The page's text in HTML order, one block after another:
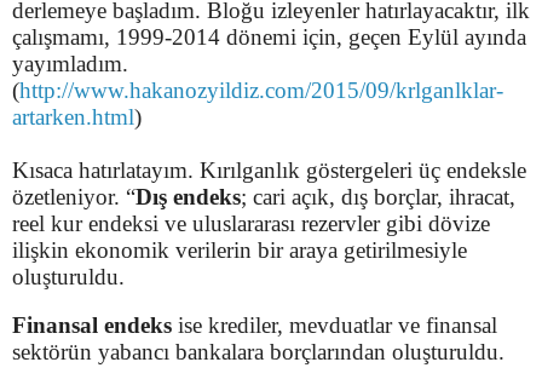
derlemeye başladım. Bloğu izleyenler hatırlayacaktır, ilk
çalışmamı, 1999-2014 dönemi için, geçen Eylül ayında
yayımladım.
(http://www.hakanozyildiz.com/2015/09/krlganlklar-
artarken.html)
Kısaca hatırlatayım. Kırılganlık göstergeleri üç endeksle
özetleniyor. “Dış endeks; cari açık, dış borçlar, ihracat,
reel kur endeksi ve uluslararası rezervler gibi dövize
ilişkin ekonomik verilerin bir araya getirilmesiyle
oluşturuldu.
Finansal endeks ise krediler, mevduatlar ve finansal
sektörün yabancı bankalara borçlarından oluşturuldu.